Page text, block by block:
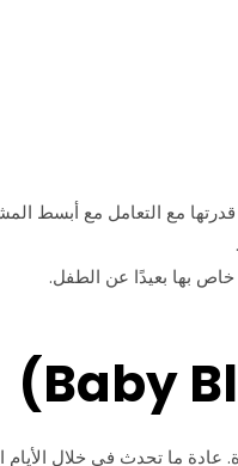
قدرتها مع التعامل مع أبسط
بها بعيدًا عن الطفل.
الولادة. عادة ما تحدث في خلال